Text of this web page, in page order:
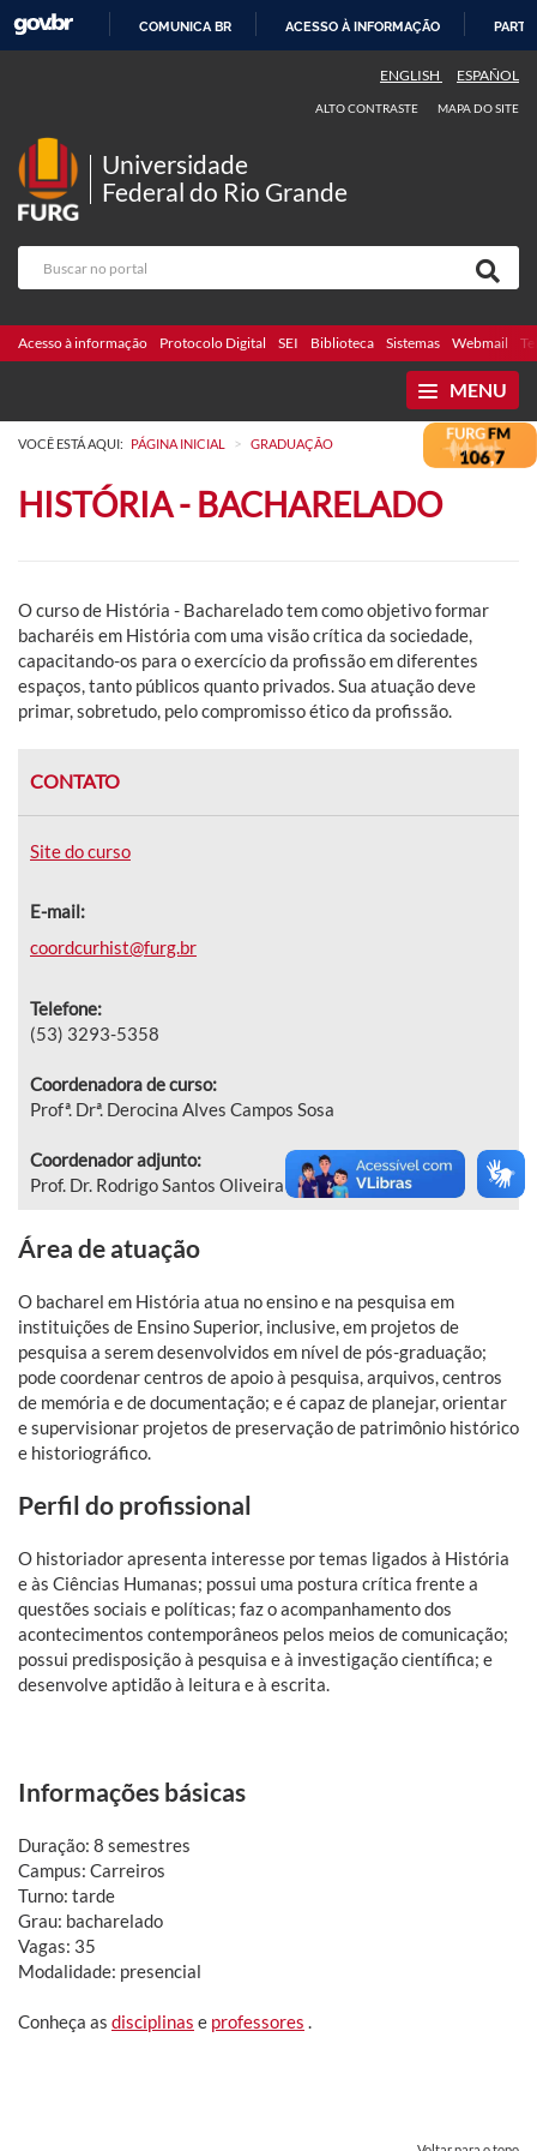
COMUNICA BR ACESSO À INFORMAÇÃO
ENGLISH ESPAÑOL
ALTO CONTRASTE MAPA DO SITE
Universidade
Federal do Rio Grande
Acesso à informação Protocolo Digital SEI Biblioteca Sistemas Webmail
MENU
VOCÊ ESTÁ AQUI: PÁGINA INICIAL > GRADUAÇÃO
HISTÓRIA - BACHARELADO
O curso de História - Bacharelado tem como objetivo formar
bacharéis em História com uma visão crítica da sociedade,
capacitando-os para o exercício da profissão em diferentes
espaços, tanto públicos quanto privados. Sua atuação deve
primar, sobretudo, pelo compromisso ético da profissão.
CONTATO
Site do curso
E-mail:
coordcurhist@furg.br
Telefone:
(53) 3293-5358
Coordenadora de curso:
Profª. Drª. Derocina Alves Campos Sosa
Coordenador adjunto:
Prof. Dr. Rodrigo Santos Oliveira
Área de atuação
O bacharel em História atua no ensino e na pesquisa em
instituições de Ensino Superior, inclusive, em projetos de
pesquisa a serem desenvolvidos em nível de pós-graduação;
pode coordenar centros de apoio à pesquisa, arquivos, centros
de memória e de documentação; e é capaz de planejar, orientar
e supervisionar projetos de preservação de patrimônio histórico
e historiográfico.
Perfil do profissional
O historiador apresenta interesse por temas ligados à História
e às Ciências Humanas; possui uma postura crítica frente a
questões sociais e políticas; faz o acompanhamento dos
acontecimentos contemporâneos pelos meios de comunicação;
possui predisposição à pesquisa e à investigação científica; e
desenvolve aptidão à leitura e à escrita.
Informações básicas
Duração: 8 semestres
Campus: Carreiros
Turno: tarde
Grau: bacharelado
Vagas: 35
Modalidade: presencial
Conheça as disciplinas e professores .